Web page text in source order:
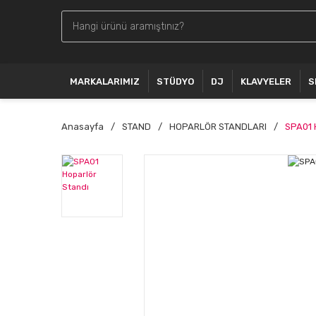
MARKALARIMIZ STÜDYO DJ KLAVYELER
Anasayfa STAND HOPARLÖR STANDLARI SPA01